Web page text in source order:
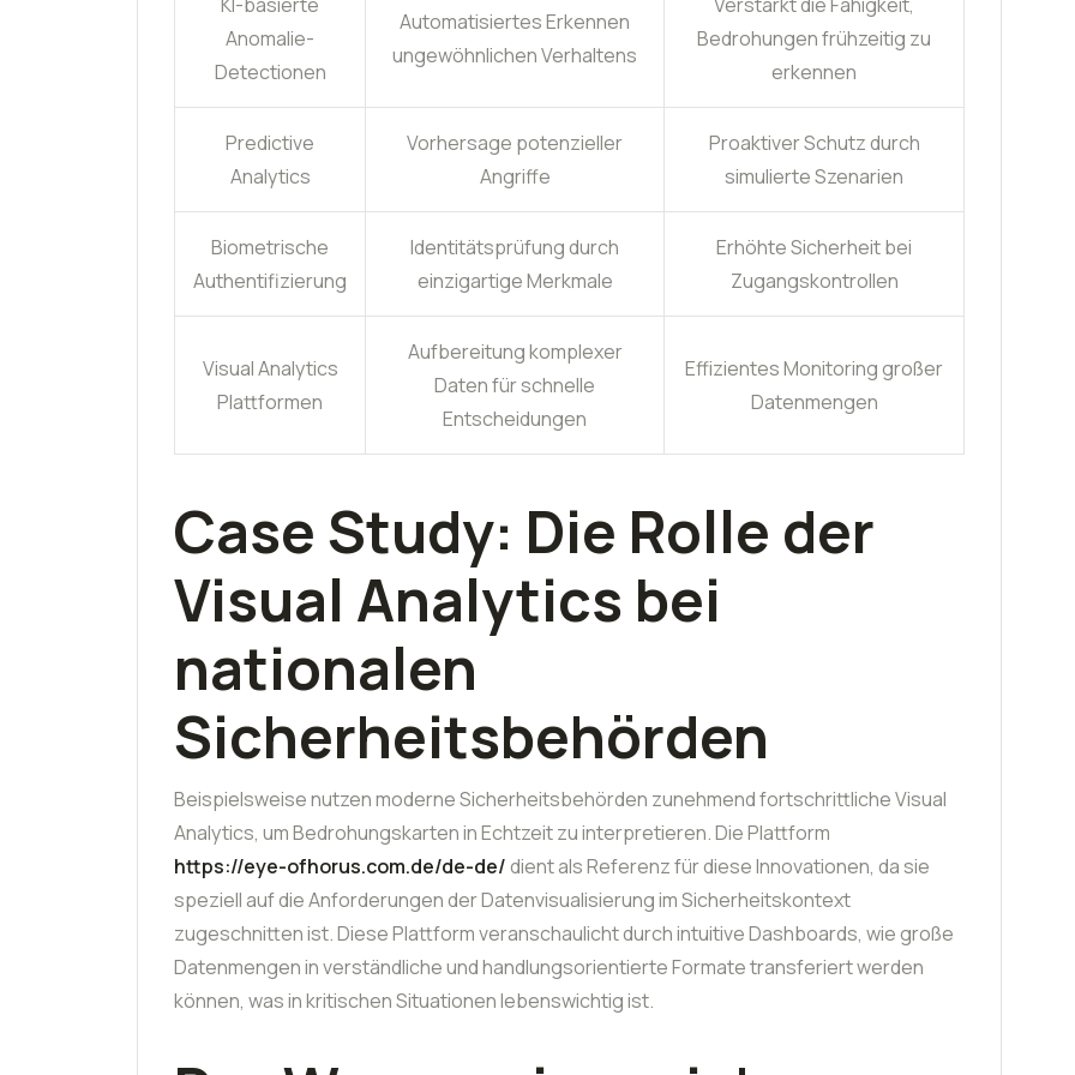
Anomalie-
Detectionen
Automatisiertes Erkennen
ungewöhnlichen Verhaltens
Bedrohungen frühzeitig zu
erkennen
Predictive
Analytics
Vorhersage potenzieller
Angriffe
Proaktiver Schutz durch
simulierte Szenarien
Biometrische
Authentifizierung
Identitätsprüfung durch
einzigartige Merkmale
Erhöhte Sicherheit bei
Zugangskontrollen
Visual Analytics
Plattformen
Aufbereitung komplexer
Daten für schnelle
Entscheidungen
Effizientes Monitoring großer
Datenmengen
Case Study: Die Rolle der
Visual Analytics bei
nationalen
Sicherheitsbehörden
Beispielsweise nutzen moderne Sicherheitsbehörden zunehmend fortschrittliche Visual
Analytics, um Bedrohungskarten in Echtzeit zu interpretieren. Die Plattform
https://eye-ofhorus.com.de/de-de/dient als Referenz für diese Innovationen, da sie
speziell auf die Anforderungen der Datenvisualisierung im Sicherheitskontext
zugeschnitten ist. Diese Plattform veranschaulicht durch intuitive Dashboards, wie große
Datenmengen in verständliche und handlungsorientierte Formate transferiert werden
können, was in kritischen Situationen lebenswichtig ist.